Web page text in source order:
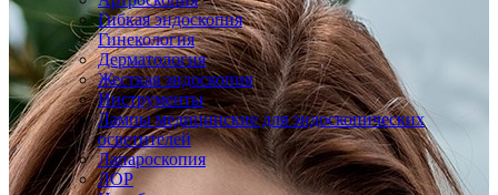
Гибкая эндоскопия
Гинекология
Дерматология
Жесткая эндоскопия
Инструменты
Лампы медицинские для эндоскопических
осветителей
Лапароскопия
ЛОР